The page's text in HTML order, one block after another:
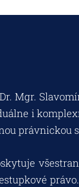
Mgr.
i
právnickou